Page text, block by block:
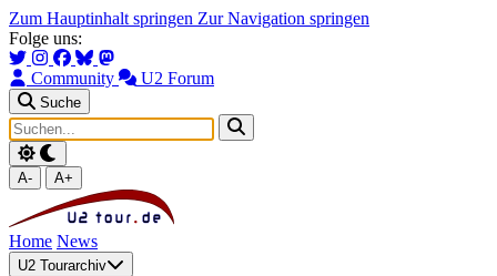
Zum Hauptinhalt springen Zur Navigation springen
Folge uns:
Community U2 Forum
Suche
A- A+
Home News
U2 Tourarchiv